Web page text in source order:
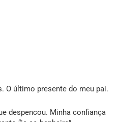
O último presente do meu pai.
despencou. Minha confiança